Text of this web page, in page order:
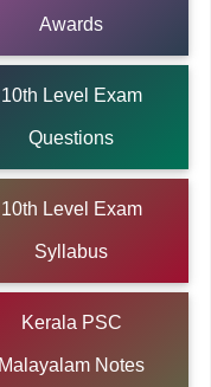
Awards
10th Level Exam
Questions
10th Level Exam
Syllabus
Kerala PSC
Malayalam Notes